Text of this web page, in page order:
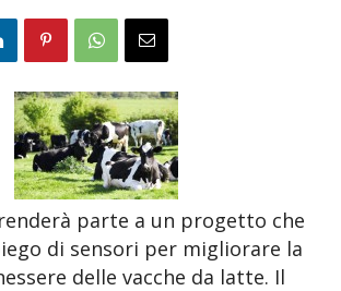
parte a un progetto che
di sensori per migliorare la
delle vacche da latte. Il